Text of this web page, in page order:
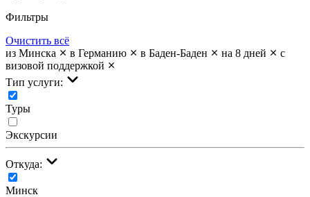
Фильтры
Очистить всё
из Минска
в Германию в Баден-Баден на 8 дней
с
визовой поддержкой
Тип услуги:
Туры
Экскурсии
Откуда:
Минск